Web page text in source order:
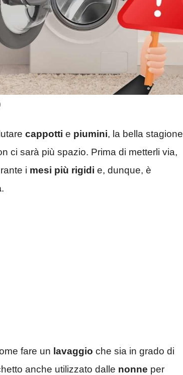
cappotti e piumini, la bella stagione
ci sarà più spazio. Prima di metterli via,
i mesi più rigidi e, dunque, è
.
fare un lavaggio che sia in grado di
anche utilizzato dalle nonne per